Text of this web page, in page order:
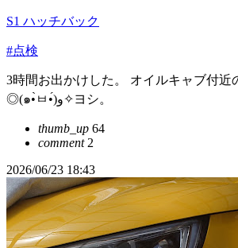
S1 ハッチバック
#点検
3時間お出かけした。 オイルキャブ付近
◎(๑•̀ㅂ•́)و✧ヨシ。
thumb_up 64
comment2
2026/06/23 18:43